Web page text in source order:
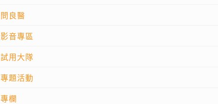
問良醫
影音專區
試用大隊
專題活動
專欄